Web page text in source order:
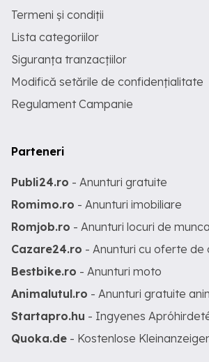
Termeni și condiții
Lista categoriilor
Siguranța tranzacțiilor
Modifică setările de confidențialitate
Regulament Campanie
Parteneri
Publi24.ro - Anunturi gratuite
Romimo.ro - Anunturi imobiliare
Romjob.ro - Anunturi locuri de munca
Cazare24.ro - Anunturi cu oferte de
Bestbike.ro - Anunturi moto
Animalutul.ro - Anunturi gratuite
Startapro.hu - Ingyenes
Quoka.de - Kostenlose